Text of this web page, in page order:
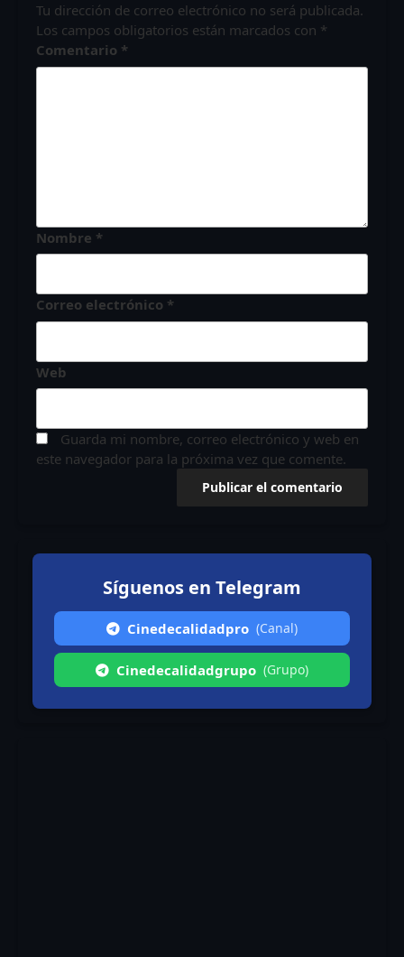
Tu dirección de correo electrónico no será publicada.
Los campos obligatorios están marcados con *
Comentario *
Nombre *
Correo electrónico *
Web
Guarda mi nombre, correo electrónico y web en
este navegador para la próxima vez que comente.
Síguenos en Telegram
Cinedecalidadpro (Canal)
Cinedecalidadgrupo (Grupo)